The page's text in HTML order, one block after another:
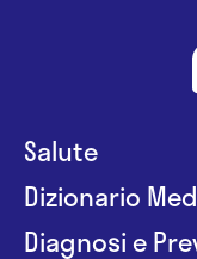
Salute
Dizionario
Diagnosi e